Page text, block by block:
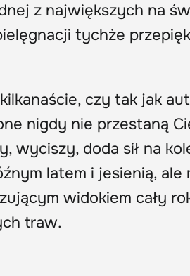
z największych na
tychże
czy tak jak
nigdy nie przestaną
wyciszy, doda sił na
latem i jesienią, ale
widokiem cały
traw.